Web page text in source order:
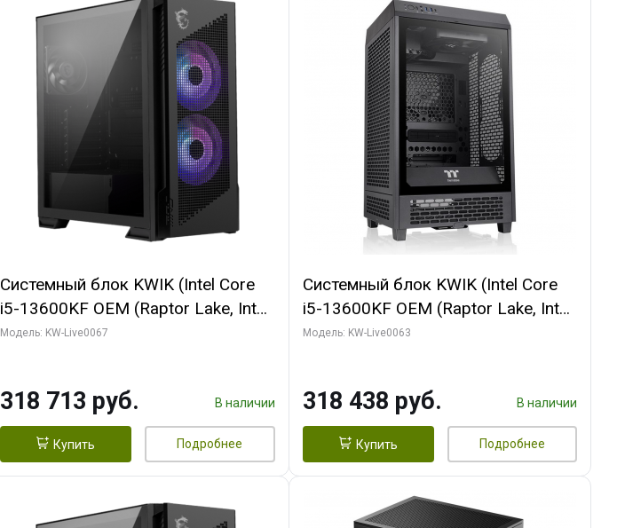
Системный блок KWIK (Intel Core
i5-13600KF OEM (Raptor Lake, Intel
7, C14 8EC/6PC/ 64 ГБ ОЗУ/ Palit
SSD)
Модель: KW-Live0067
318 713 руб. В наличии
Купить Подробнее
Системный блок KWIK (Intel Core
i5-13600KF OEM (Raptor Lake, Intel
7, C14 8EC/6PC/ 64 ГБ ОЗУ/ MSI
SSD)
Модель: KW-Live0063
318 438 руб. В наличии
Купить Подробнее